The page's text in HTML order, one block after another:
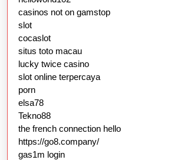
casinos not on gamstop
slot
cocaslot
situs toto macau
lucky twice casino
slot online terpercaya
porn
elsa78
Tekno88
the french connection hello
https://go8.company/
gas1m login